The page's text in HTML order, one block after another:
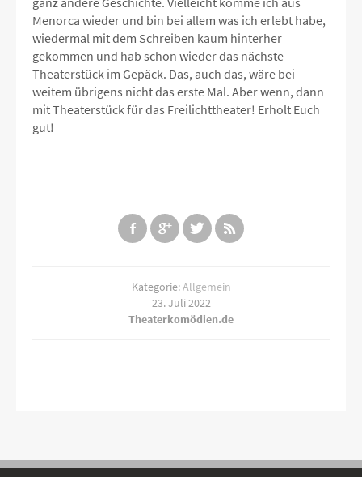
Menorca wieder und bin bei allem was ich erlebt habe,
wiedermal mit dem Schreiben kaum hinterher
gekommen und hab schon wieder das nächste
Theaterstück im Gepäck. Das, auch das, wäre bei
weitem übrigens nicht das erste Mal. Aber wenn, dann
mit Theaterstück für das Freilichttheater! Erholt Euch
gut!
Kategorie:Allgemein
23. Juli 2022
Theaterkomödien.de